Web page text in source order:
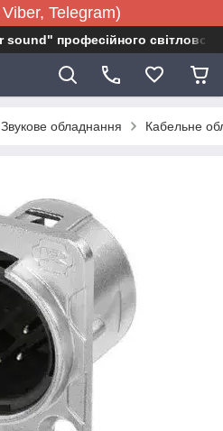
Viber, Telegram)
sound" професійного
Звукове обладнання Кабельне